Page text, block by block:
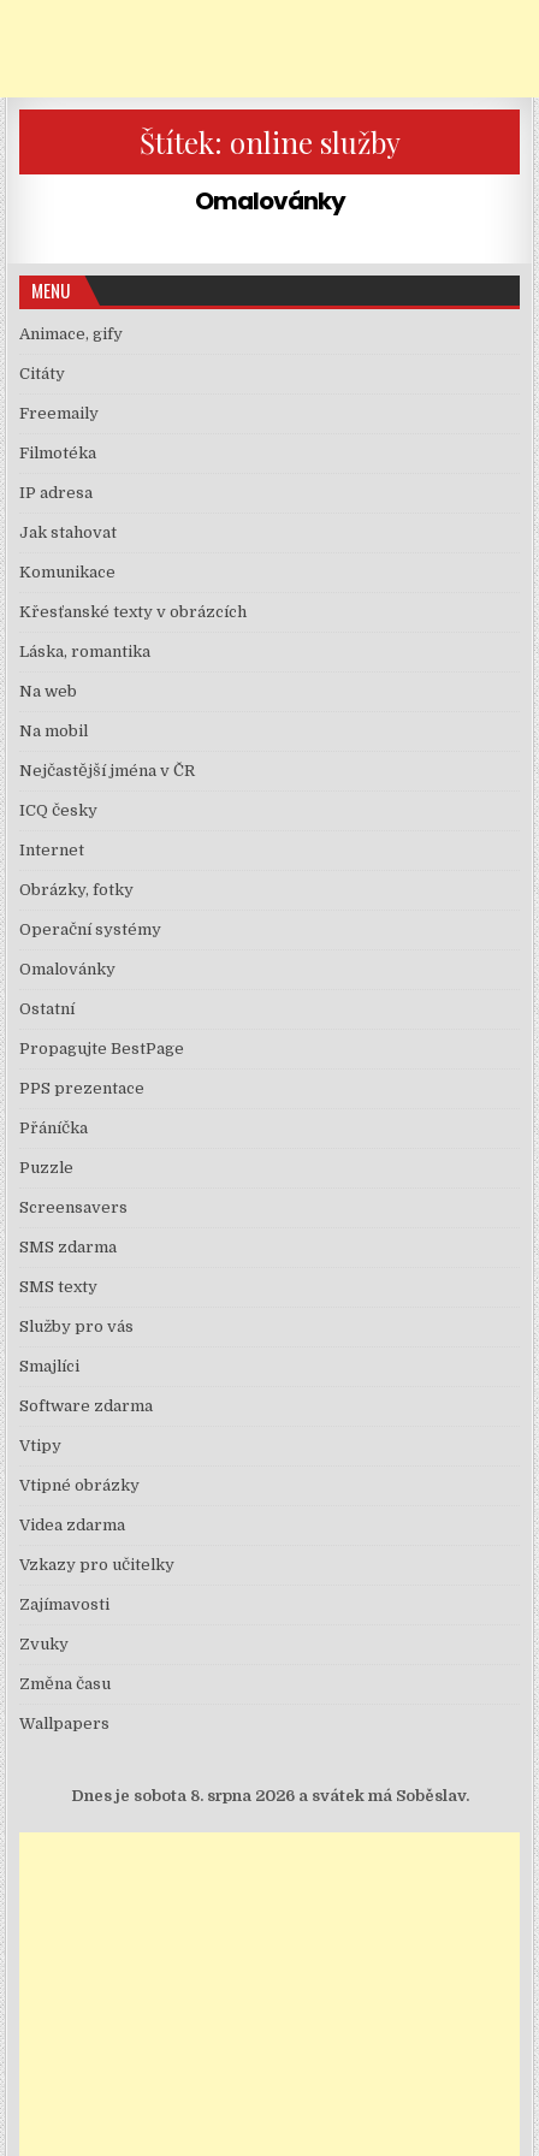
Štítek: online služby
Omalovánky
MENU
Animace, gify
Citáty
Freemaily
Filmotéka
IP adresa
Jak stahovat
Komunikace
Křesťanské texty v obrázcích
Láska, romantika
Na web
Na mobil
Nejčastější jména v ČR
ICQ česky
Internet
Obrázky, fotky
Operační systémy
Omalovánky
Ostatní
Propagujte BestPage
PPS prezentace
Přáníčka
Puzzle
Screensavers
SMS zdarma
SMS texty
Služby pro vás
Smajlíci
Software zdarma
Vtipy
Vtipné obrázky
Videa zdarma
Vzkazy pro učitelky
Zajímavosti
Zvuky
Změna času
Wallpapers
Dnes je sobota 8. srpna 2026 a svátek má Soběslav.